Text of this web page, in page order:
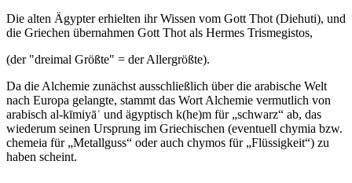
Die alten Ägypter erhielten ihr Wissen vom Gott Thot (Diehuti), und
die Griechen übernahmen Gott Thot als Hermes Trismegistos,
(der "dreimal Größte" = der Allergrößte).
Da die Alchemie zunächst ausschließlich über die arabische Welt
nach Europa gelangte, stammt das Wort Alchemie vermutlich von
arabisch ‏al-kīmiyāʾ und ägyptisch k(he)m für „schwarz“ ab, das
wiederum seinen Ursprung im Griechischen (eventuell chymia bzw.
chemeia für „Metallguss“ oder auch chymos für „Flüssigkeit“) zu
haben scheint.